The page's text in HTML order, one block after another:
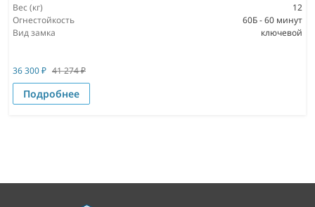
Вес (кг)
12
Огнестойкость
60Б - 60 минут
Вид замка
ключевой
36 300₽ 41 274₽
Подробнее